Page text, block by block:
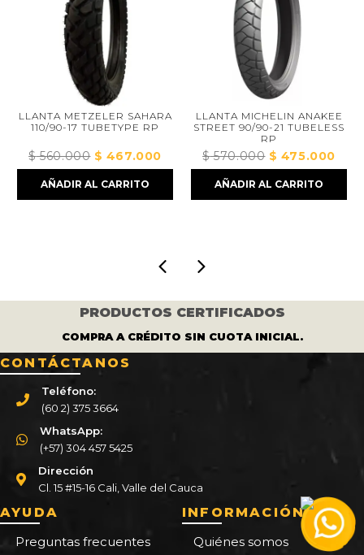
LLANTA METZELER SAHARA
110/90-17 TUBETYPE RP
$560.000 El
precio
original
$ 467.000El
precio
AÑADIR AL CARRITO
LLANTA MICHELIN ANAKEE
STREET 90/90-21 TUBELESS
RP
$570.000 El
precio
original
$ 475.000El
AÑADIR AL CARRITO
PRODUCTOS CERTIFICADOS
COMPRA A CRÉDITO SIN CUOTA INICIAL.
CONTÁCTANOS
Teléfono:
(60 2) 375 3664
WhatsApp:
(+57) 304 457 5425
Dirección
Cl. 15 #15-16 Cali, Valle del Cauca
AYUDA
Preguntas frecuentes
INFORMACIÓN
Quiénes somos